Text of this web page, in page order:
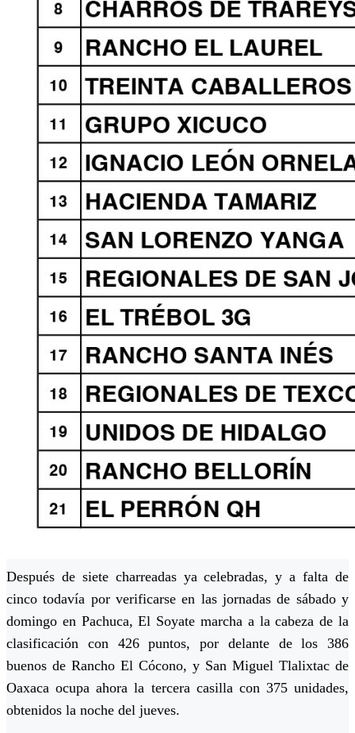
Después de siete charreadas ya celebradas, y a falta de
cinco todavía por verificarse en las jornadas de sábado y
domingo en Pachuca, El Soyate marcha a la cabeza de la
clasificación con 426 puntos, por delante de los 386
buenos de Rancho El Cócono, y San Miguel Tlalixtac de
Oaxaca ocupa ahora la tercera casilla con 375 unidades,
obtenidos la noche del jueves.